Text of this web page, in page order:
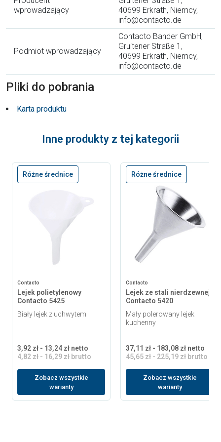
wprowadzający
40699 Erkrath, Niemcy,
info@contacto.de
Podmiot wprowadzający
Contacto Bander GmbH,
Gruitener Straße 1,
40699 Erkrath, Niemcy,
info@contacto.de
Pliki do pobrania
Karta produktu
Inne produkty z tej kategorii
Różne średnice
Contacto
Lejek polietylenowy
Contacto 5425
Biały lejek z uchwytem
3,92 zł - 13,24 zł netto
4,82 zł - 16,29 zł brutto
Zobacz wszystkie
warianty
Różne średnice
Contacto
Lejek ze stali nierdzewnej
Contacto 5420
Mały polerowany lejek
kuchenny
37,11 zł - 183,08 zł netto
45,65 zł - 225,19 zł brutto
Zobacz wszystkie
warianty